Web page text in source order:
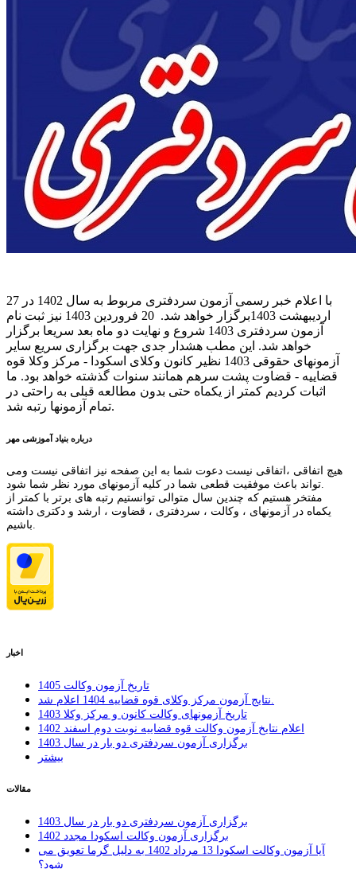
با اعلام خبر رسمی آزمون سردفتری مربوط به سال 1402 در 27
اردیبهشت 1403برگزار خواهد شد. 20 فروردین 1403 نیز ثبت نام
آزمون سردفتری 1403 شروع و نهایت دو ماه بعد سریعا برگزار
خواهد شد. این مطب هشدار جدی جهت برگزاری سریع سایر
آزمونهای حقوقی 1403 نظیر کانون وکلای اسکودا - مرکز وکلا قوه
قضاییه - قضاوت پشت سرهم همانند سنوات گذشته خواهد بود. ما
اثبات کردیم کمتر از یکماه حتی بدون مطالعه قبلی به راحتی در
تمام آزمونها رتبه شد.
درباره بنیاد آموزشی مهر
هیچ اتفاقی ،اتفاقی نیست دعوت شما به این صفحه نیز اتفاقی نیست ومی
مفتخر هستیم که چندین سال متوالی توانستیم رتبه های برتر با کمتر از
یکماه در آزمونهای ، وکالت ، سردفتری ، قضاوت ، ارشد و دکتری داشته
اخبار
تاریخ آزمون وکالت 1405
تاریخ آزمونهای وکالت کانون و مرکز وکلا 1403
اعلام نتایخ آزمون وکالت قوه قضاییه نوبت دوم اسفند 1402
برگزاری آزمون سردفتری دو بار در سال 1403
بیشتر
مقالات
برگزاری آزمون سردفتری دو بار در سال 1403
برگزاری آزمون وکالت اسکودا مجدد 1402
شود؟